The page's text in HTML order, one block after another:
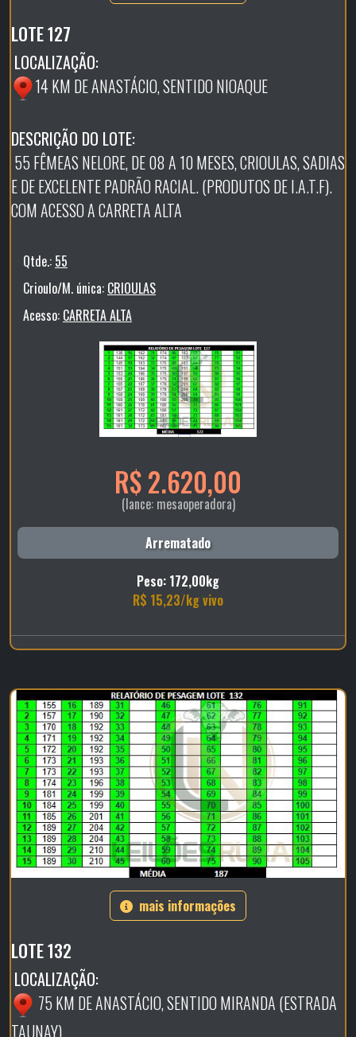
LOTE 127
LOCALIZAÇÃO:
14 KM DE ANASTÁCIO, SENTIDO NIOAQUE
DESCRIÇÃO DO LOTE:
55 FÊMEAS NELORE, DE 08 A 10 MESES, CRIOULAS, SADIAS
E DE EXCELENTE PADRÃO RACIAL. (PRODUTOS DE I.A.T.F).
COM ACESSO A CARRETA ALTA
Qtde.: 55
Crioulo/M. única: CRIOULAS
Acesso: CARRETA ALTA
R$ 2.620,00
(lance: mesaoperadora)
Arrematado
Peso: 172,00kg
R$ 15,23/kg vivo
mais informações
LOTE 132
LOCALIZAÇÃO:
75 KM DE ANASTÁCIO, SENTIDO MIRANDA (ESTRADA
TAUNAY)